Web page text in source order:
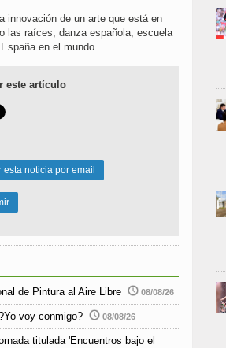
innovación de un arte que está en
las raíces, danza española, escuela
en el mundo.
este artículo
esta noticia por email
de Pintura al Aire Libre 08/08/26
voy conmigo? 08/08/26
titulada 'Encuentros bajo el